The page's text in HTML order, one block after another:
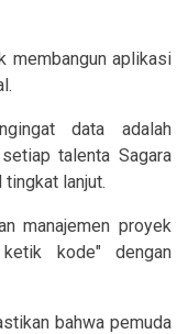
membangun aplikasi
data adalah
talenta Sagara
lanjut.
manajemen proyek
kode" dengan
bahwa pemuda